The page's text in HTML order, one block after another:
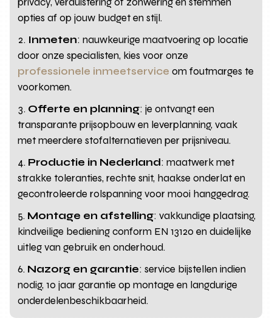
opties af op jouw budget en stijl.
Inmeten: nauwkeurige maatvoering op locatie
door onze specialisten, kies voor onze
professionele inmeetservice om foutmarges te
voorkomen.
Offerte en planning: je ontvangt een
transparante prijsopbouw en leverplanning, vaak
met meerdere stofalternatieven per prijsniveau.
Productie in Nederland: maatwerk met
strakke toleranties, rechte snit, haakse onderlat en
gecontroleerde rolspanning voor mooi hanggedrag.
Montage en afstelling: vakkundige plaatsing,
kindveilige bediening conform EN 13120 en duidelijke
uitleg van gebruik en onderhoud.
Nazorg en garantie: service bijstellen indien
nodig, 10 jaar garantie op montage en langdurige
onderdelenbeschikbaarheid.